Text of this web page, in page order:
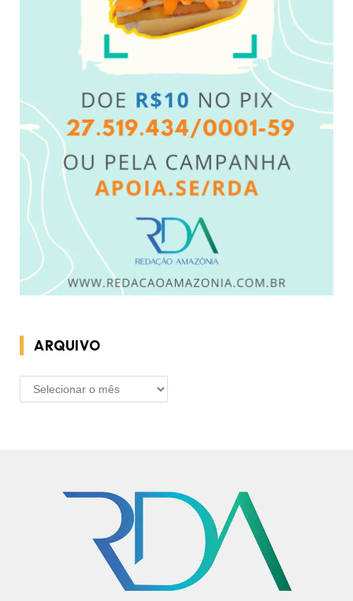
ARQUIVO
ARQUIVO